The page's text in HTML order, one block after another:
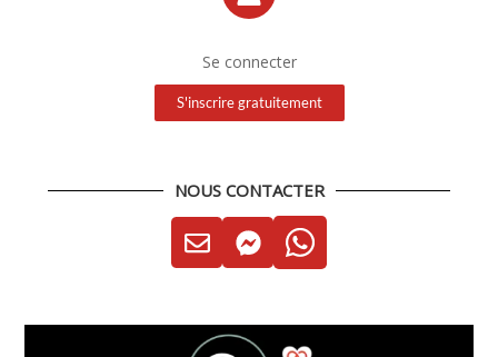
Se connecter
S'inscrire gratuitement
NOUS CONTACTER